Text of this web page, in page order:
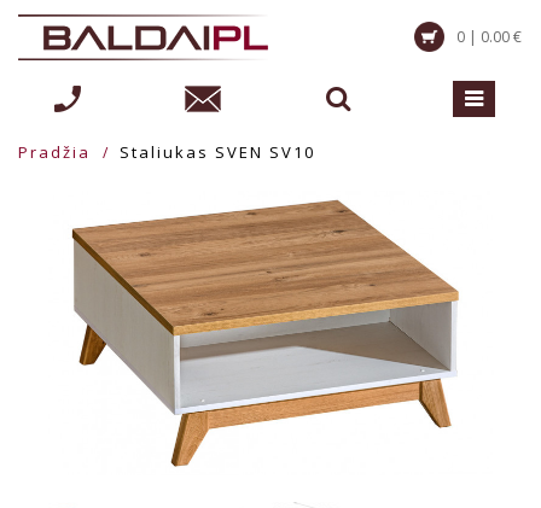
0 | 0.00 €
Pradžia Staliukas SVEN SV10